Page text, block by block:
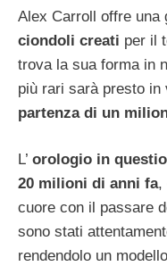
Alex Carroll offre una
ciondoli creati per il
trova la sua forma in
più rari sarà presto in
partenza di un
L’ orologio in
20 milioni di anni fa,
cuore con il passare
sono stati
rendendolo un